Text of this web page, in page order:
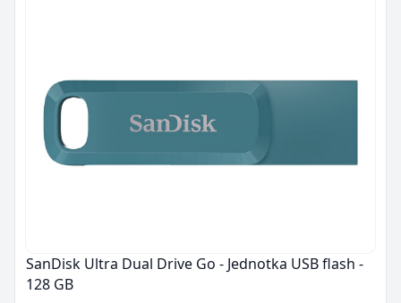
SanDisk Ultra Dual Drive Go - Jednotka USB flash -
128 GB